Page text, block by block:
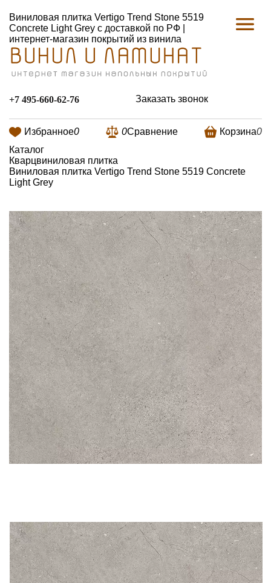
Виниловая плитка Vertigo Trend Stone 5519
Concrete Light Grey с доставкой по РФ |
интернет-магазин покрытий из винила
+7 495-660-62-76 Заказать звонок
Избранное0 0Сравнение Корзина0
Каталог
Кварцвиниловая плитка
Виниловая плитка Vertigo Trend Stone 5519 Concrete
Light Grey